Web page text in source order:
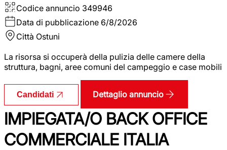
Codice annuncio 349946
Data di pubblicazione 6/8/2026
Città Ostuni
La risorsa si occuperà della pulizia delle camere della
struttura, bagni, aree comuni del campeggio e case mobili
Candidati Dettaglio annuncio
IMPIEGATA/O BACK OFFICE
COMMERCIALE ITALIA